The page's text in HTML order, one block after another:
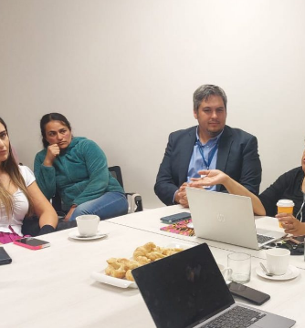
subsidio
garantía
la primera
Hacienda, Jorge
y Urbanismo, Ivan
ante el Congreso
Federación de
Vigilancia del
activa
Encuentro
Organizaciones
de Aguas
Una destacada
Federación de Juntas
del Maule en el
Organizaciones de...